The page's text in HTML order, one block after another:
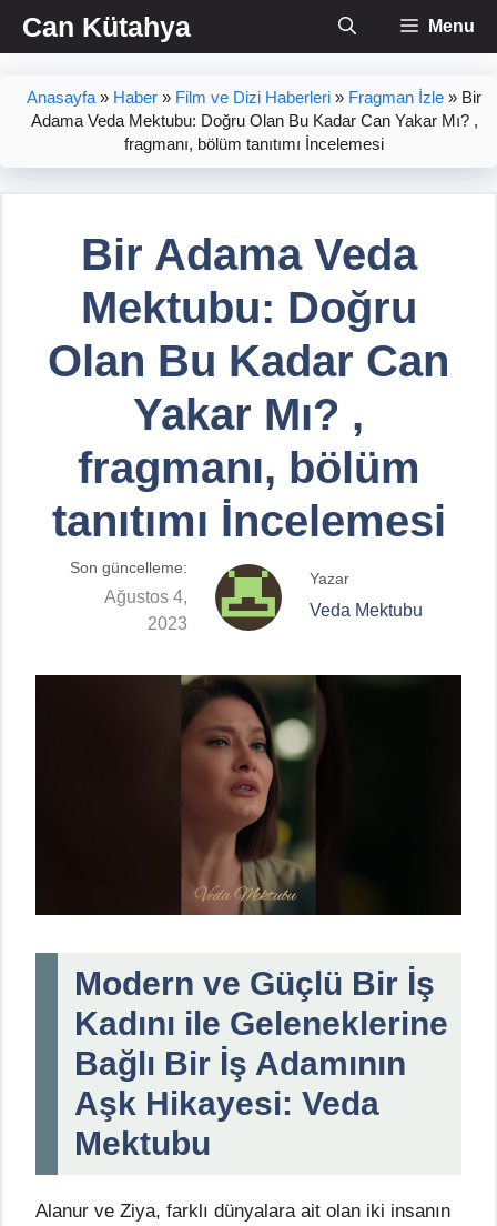
İçeriğe
atlaCan Kütahya Menu
Anasayfa » Haber » Film ve Dizi Haberleri » Fragman İzle » Bir
Adama Veda Mektubu: Doğru Olan Bu Kadar Can Yakar Mı? ,
fragmanı, bölüm tanıtımı İncelemesi
Bir Adama Veda
Mektubu: Doğru
Olan Bu Kadar Can
Yakar Mı? ,
fragmanı, bölüm
tanıtımı İncelemesi
Son güncelleme:
Ağustos 4,
2023
Yazar
Veda Mektubu
Modern ve Güçlü Bir İş
Kadını ile Geleneklerine
Bağlı Bir İş Adamının
Aşk Hikayesi: Veda
Mektubu
Alanur ve Ziya, farklı dünyalara ait olan iki insanın